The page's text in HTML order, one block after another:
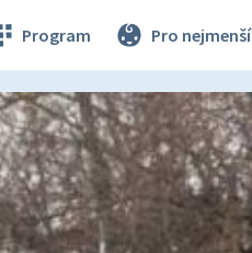
Program Pro nejmenší